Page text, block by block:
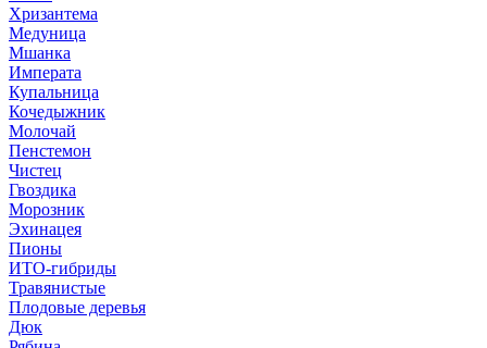
Хризантема
Медуница
Мшанка
Императа
Купальница
Кочедыжник
Молочай
Пенстемон
Чистец
Гвоздика
Морозник
Эхинацея
Пионы
ИТО-гибриды
Травянистые
Плодовые деревья
Дюк